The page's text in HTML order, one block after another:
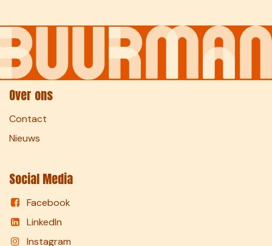
Over ons
Contact
Nieuws
Social Media
Facebook
LinkedIn
Instagram